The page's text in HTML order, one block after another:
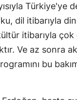
Türkiye'ye
dil itibarıyla
itibarıyla çok
Ve az sonra
bu